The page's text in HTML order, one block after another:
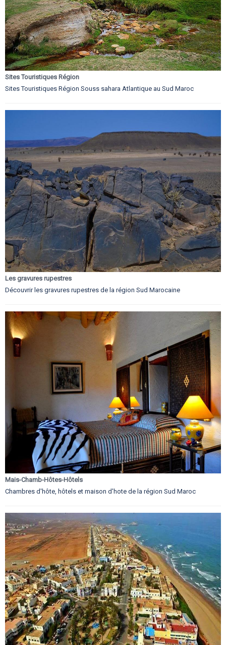
Sites Touristiques Région
Sites Touristiques Région Souss sahara Atlantique au Sud Maroc
Les gravures rupestres
Découvrir les gravures rupestres de la région Sud Marocaine
Mais-Chamb-Hôtes-Hôtels
Chambres d'hôte, hôtels et maison d'hote de la région Sud Maroc